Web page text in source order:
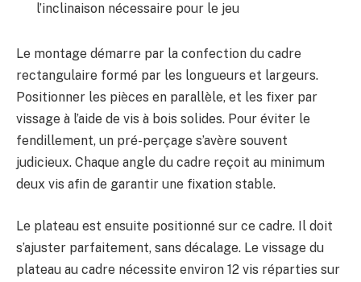
l’inclinaison nécessaire pour le jeu
Le montage démarre par la confection du cadre
rectangulaire formé par les longueurs et largeurs.
Positionner les pièces en parallèle, et les fixer par
vissage à l’aide de vis à bois solides. Pour éviter le
fendillement, un pré-perçage s’avère souvent
judicieux. Chaque angle du cadre reçoit au minimum
deux vis afin de garantir une fixation stable.
Le plateau est ensuite positionné sur ce cadre. Il doit
s’ajuster parfaitement, sans décalage. Le vissage du
plateau au cadre nécessite environ 12 vis réparties sur